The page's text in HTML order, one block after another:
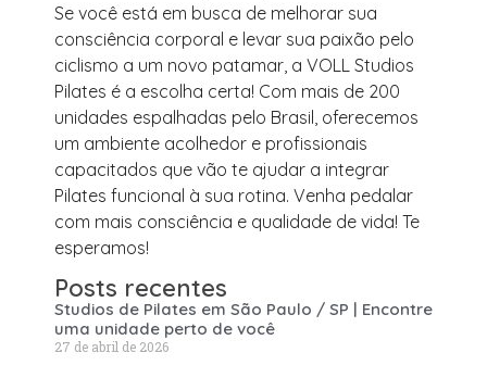
Se você está em busca de melhorar sua
consciência corporal e levar sua paixão pelo
ciclismo a um novo patamar, a VOLL Studios
Pilates é a escolha certa! Com mais de 200
unidades espalhadas pelo Brasil, oferecemos
um ambiente acolhedor e profissionais
capacitados que vão te ajudar a integrar
Pilates funcional à sua rotina. Venha pedalar
com mais consciência e qualidade de vida! Te
esperamos!
Posts recentes
Studios de Pilates em São Paulo / SP | Encontre
uma unidade perto de você
27 de abril de 2026